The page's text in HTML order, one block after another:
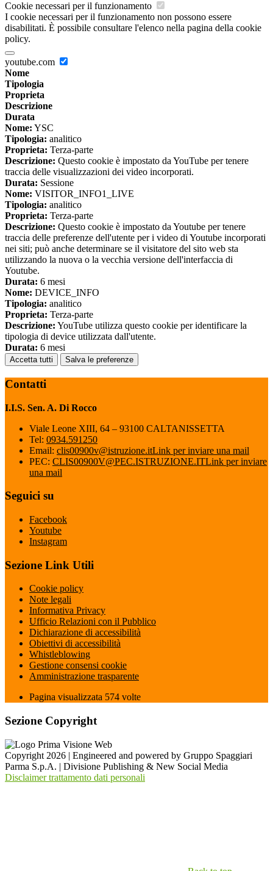
Cookie necessari per il funzionamento
I cookie necessari per il funzionamento non possono essere
disabilitati. È possibile consultare l'elenco nella pagina della cookie
policy.
youtube.com
Nome
Tipologia
Proprieta
Descrizione
Durata
Nome: YSC
Tipologia: analitico
Proprieta: Terza-parte
Descrizione: Questo cookie è impostato da YouTube per tenere
traccia delle visualizzazioni dei video incorporati.
Durata: Sessione
Nome: VISITOR_INFO1_LIVE
Tipologia: analitico
Proprieta: Terza-parte
Descrizione: Questo cookie è impostato da Youtube per tenere
traccia delle preferenze dell'utente per i video di Youtube incorporati
nei siti; può anche determinare se il visitatore del sito web sta
utilizzando la nuova o la vecchia versione dell'interfaccia di
Youtube.
Durata: 6 mesi
Nome: DEVICE_INFO
Tipologia: analitico
Proprieta: Terza-parte
Descrizione: YouTube utilizza questo cookie per identificare la
tipologia di device utilizzata dall'utente.
Durata: 6 mesi
Accetta tutti Salva le preferenze
Contatti
I.I.S. Sen. A. Di Rocco
Viale Leone XIII, 64 – 93100 CALTANISSETTA
Tel: 0934.591250
Email: clis00900v@istruzione.itLink per inviare una mail
PEC: CLIS00900V@PEC.ISTRUZIONE.ITLink per inviare
una mail
Seguici su
Facebook
Youtube
Instagram
Sezione Link Utili
Cookie policy
Note legali
Informativa Privacy
Ufficio Relazioni con il Pubblico
Dichiarazione di accessibilità
Obiettivi di accessibilità
Whistleblowing
Gestione consensi cookie
Amministrazione trasparente
Pagina visualizzata 574 volte
Sezione Copyright
Copyright 2026 | Engineered and powered by Gruppo Spaggiari
Parma S.p.A. | Divisione Publishing & New Social Media
Disclaimer trattamento dati personali